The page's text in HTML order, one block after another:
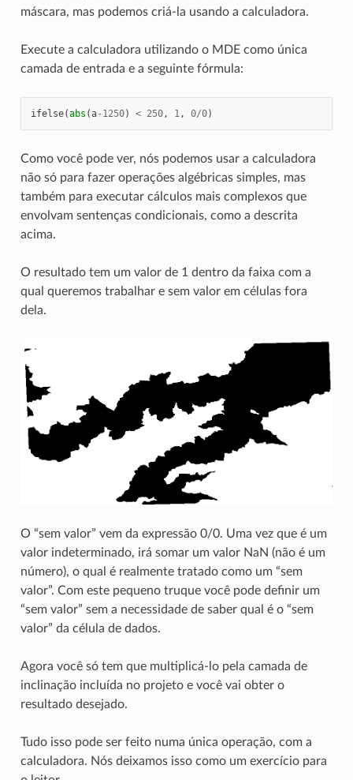
máscara, mas podemos criá-la usando a calculadora.
Execute a calculadora utilizando o MDE como única
camada de entrada e a seguinte fórmula:
ifelse(abs (a- 1250) < 250, 1 , 0/0)
Como você pode ver, nós podemos usar a calculadora
não só para fazer operações algébricas simples, mas
também para executar cálculos mais complexos que
envolvam sentenças condicionais, como a descrita
acima.
O resultado tem um valor de 1 dentro da faixa com a
qual queremos trabalhar e sem valor em células fora
dela.
O “sem valor” vem da expressão 0/0. Uma vez que é um
valor indeterminado, irá somar um valor NaN (não é um
número), o qual é realmente tratado como um “sem
valor”. Com este pequeno truque você pode definir um
“sem valor” sem a necessidade de saber qual é o “sem
valor” da célula de dados.
Agora você só tem que multiplicá-lo pela camada de
inclinação incluída no projeto e você vai obter o
resultado desejado.
Tudo isso pode ser feito numa única operação, com a
calculadora. Nós deixamos isso como um exercício para